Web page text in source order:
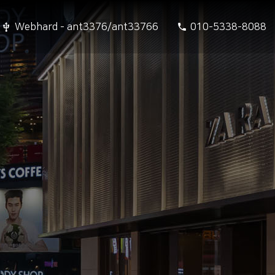
010-5338-8088
Webhard - ant3376/ant33766